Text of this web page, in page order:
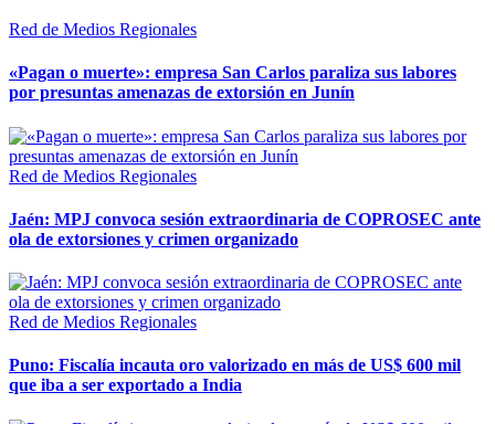
Red de Medios Regionales
«Pagan o muerte»: empresa San Carlos paraliza sus labores
por presuntas amenazas de extorsión en Junín
Red de Medios Regionales
Jaén: MPJ convoca sesión extraordinaria de COPROSEC ante
ola de extorsiones y crimen organizado
Red de Medios Regionales
Puno: Fiscalía incauta oro valorizado en más de US$ 600 mil
que iba a ser exportado a India